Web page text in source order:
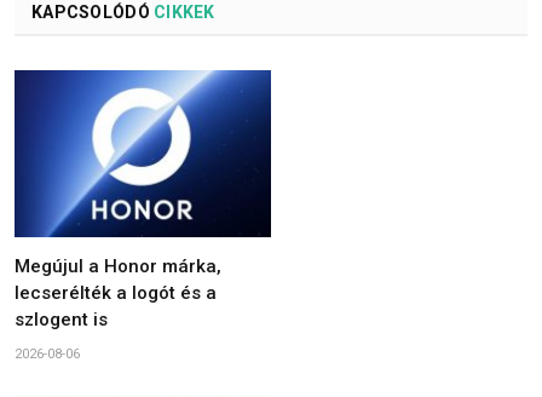
KAPCSOLÓDÓ CIKKEK
Megújul a Honor márka,
lecserélték a logót és a
szlogent is
2026-08-06